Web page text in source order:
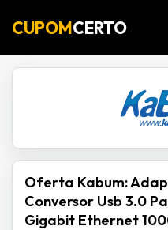
CUPOMCERTO
Oferta Kabum:
Conversor Usb 3.0
Gigabit Ethernet